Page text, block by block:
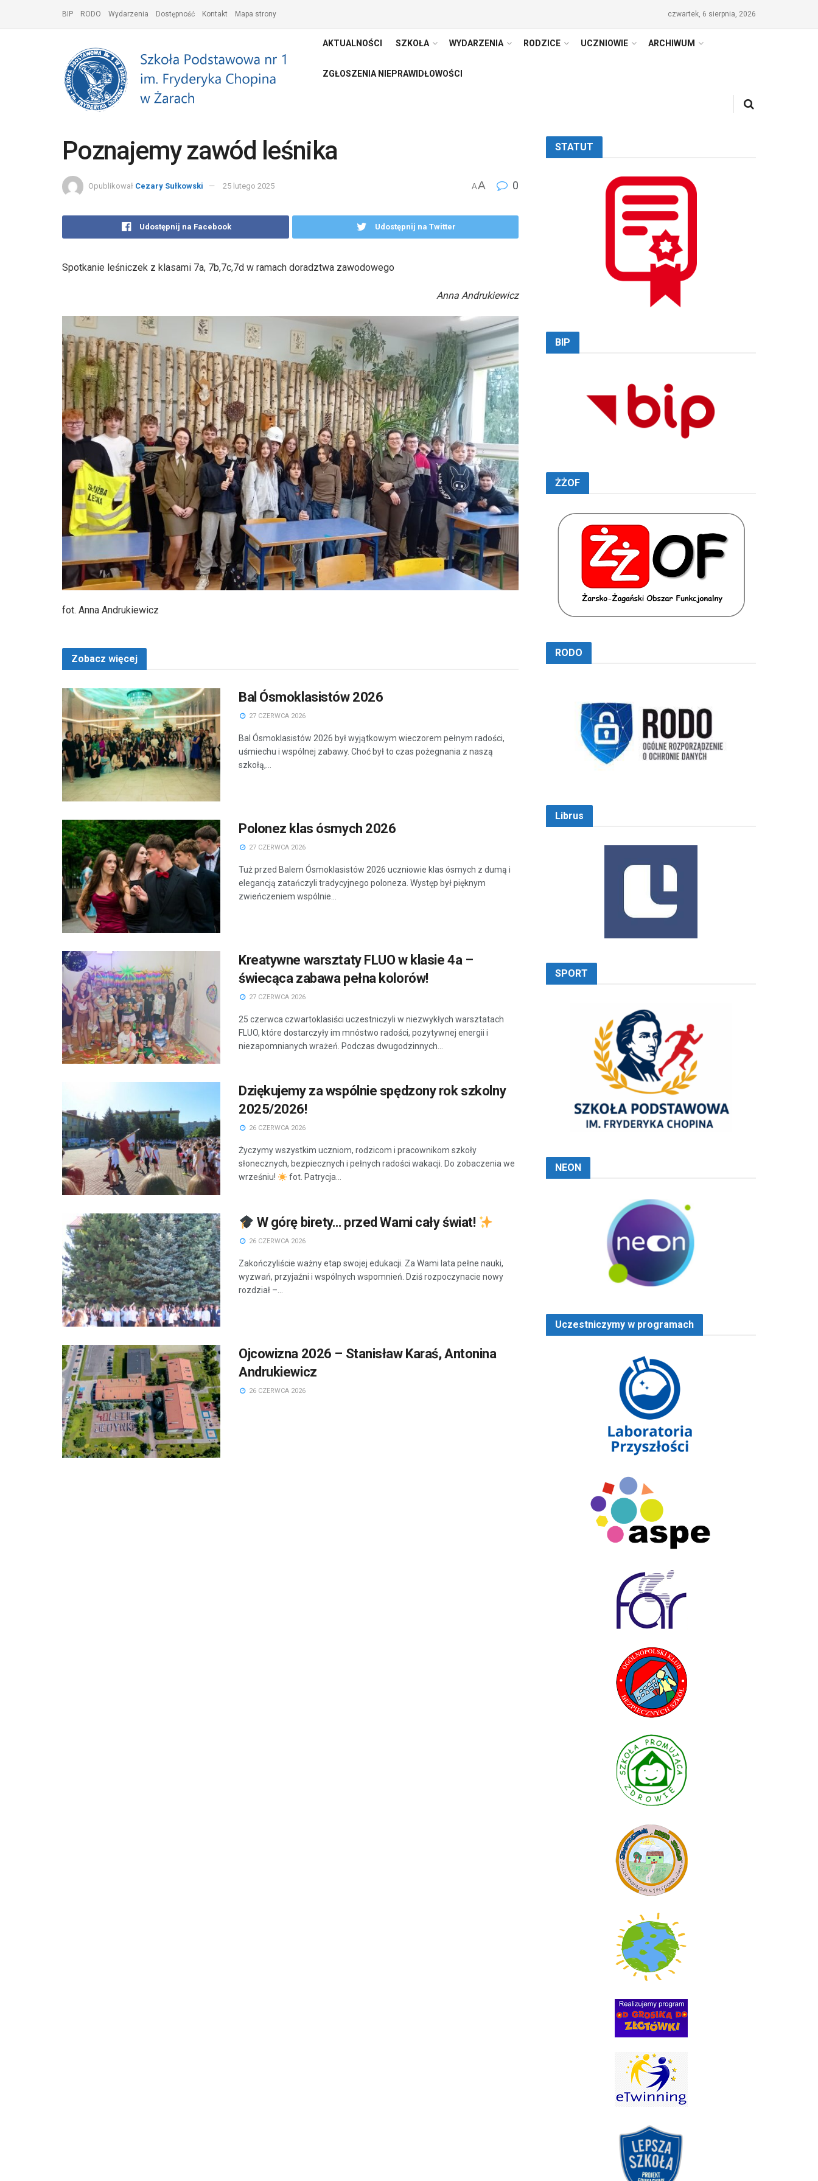
BIP RODO Wydarzenia Dostępność Kontakt Mapa strony czwartek, 6 sierpnia, 2026
AKTUALNOŚCI SZKOŁA WYDARZENIA RODZICE UCZNIOWIE ARCHIWUM
ZGŁOSZENIA NIEPRAWIDŁOWOŚCI
Poznajemy zawód leśnika
Opublikował Cezary Sułkowski 25 lutego 2025 AA 0
Udostępnij na Facebook Udostępnij na Twitter
Spotkanie leśniczek z klasami 7a, 7b,7c,7d w ramach doradztwa zawodowego
Anna Andrukiewicz
fot. Anna Andrukiewicz
Zobacz więcej
Bal Ósmoklasistów 2026
27 CZERWCA 2026
Bal Ósmoklasistów 2026 był wyjątkowym wieczorem pełnym radości,
uśmiechu i wspólnej zabawy. Choć był to czas pożegnania z naszą
szkołą,...
Polonez klas ósmych 2026
27 CZERWCA 2026
Tuż przed Balem Ósmoklasistów 2026 uczniowie klas ósmych z dumą i
elegancją zatańczyli tradycyjnego poloneza. Występ był pięknym
zwieńczeniem wspólnie...
Kreatywne warsztaty FLUO w klasie 4a –
świecąca zabawa pełna kolorów!
27 CZERWCA 2026
25 czerwca czwartoklasiści uczestniczyli w niezwykłych warsztatach
FLUO, które dostarczyły im mnóstwo radości, pozytywnej energii i
niezapomnianych wrażeń. Podczas dwugodzinnych...
Dziękujemy za wspólnie spędzony rok szkolny
2025/2026!
26 CZERWCA 2026
Życzymy wszystkim uczniom, rodzicom i pracownikom szkoły
słonecznych, bezpiecznych i pełnych radości wakacji. Do zobaczenia we
wrześniu!
fot. Patrycja...
W górę birety… przed Wami cały świat!
26 CZERWCA 2026
Zakończyliście ważny etap swojej edukacji. Za Wami lata pełne nauki,
wyzwań, przyjaźni i wspólnych wspomnień. Dziś rozpoczynacie nowy
rozdział –...
Ojcowizna 2026 – Stanisław Karaś, Antonina
Andrukiewicz
26 CZERWCA 2026
STATUT
BIP
ŻŻOF
RODO
Librus
SPORT
NEON
Uczestniczymy w programach